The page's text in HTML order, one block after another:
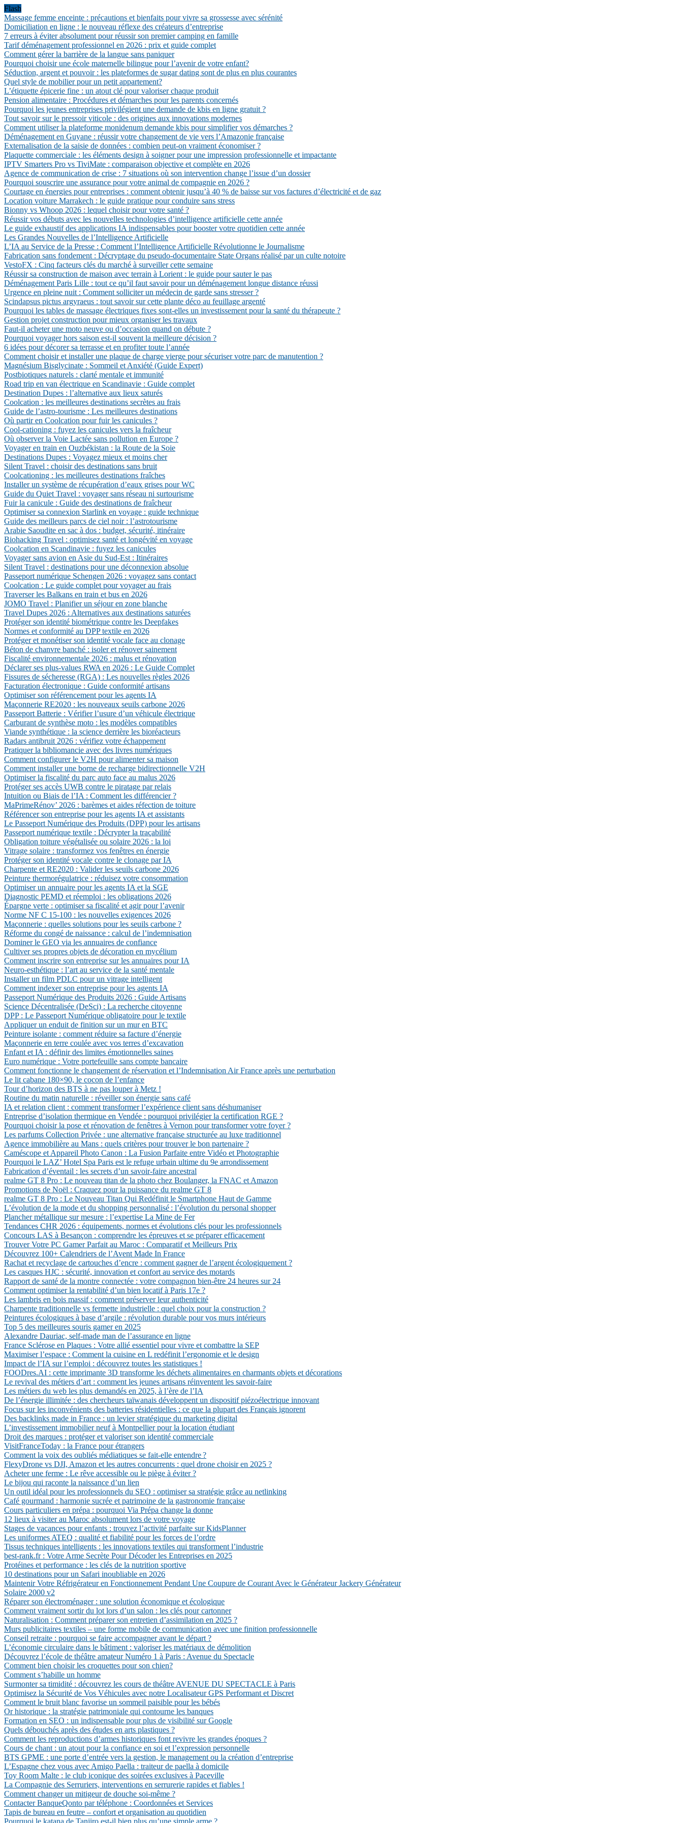
Flash
Massage femme enceinte : précautions et bienfaits pour vivre sa grossesse avec sérénité
Domiciliation en ligne : le nouveau réflexe des créateurs d’entreprise
7 erreurs à éviter absolument pour réussir son premier camping en famille
Tarif déménagement professionnel en 2026 : prix et guide complet
Comment gérer la barrière de la langue sans paniquer
Pourquoi choisir une école maternelle bilingue pour l’avenir de votre enfant?
Séduction, argent et pouvoir : les plateformes de sugar dating sont de plus en plus courantes
Quel style de mobilier pour un petit appartement?
L’étiquette épicerie fine : un atout clé pour valoriser chaque produit
Pension alimentaire : Procédures et démarches pour les parents concernés
Pourquoi les jeunes entreprises privilégient une demande de kbis en ligne gratuit ?
Tout savoir sur le pressoir viticole : des origines aux innovations modernes
Comment utiliser la plateforme monidenum demande kbis pour simplifier vos démarches ?
Déménagement en Guyane : réussir votre changement de vie vers l’Amazonie française
Externalisation de la saisie de données : combien peut-on vraiment économiser ?
Plaquette commerciale : les éléments design à soigner pour une impression professionnelle et impactante
IPTV Smarters Pro vs TiviMate : comparaison objective et complète en 2026
Agence de communication de crise : 7 situations où son intervention change l’issue d’un dossier
Pourquoi souscrire une assurance pour votre animal de compagnie en 2026 ?
Courtage en énergies pour entreprises : comment obtenir jusqu’à 40 % de baisse sur vos factures d’électricité et de gaz
Location voiture Marrakech : le guide pratique pour conduire sans stress
Bionny vs Whoop 2026 : lequel choisir pour votre santé ?
Réussir vos débuts avec les nouvelles technologies d’intelligence artificielle cette année
Le guide exhaustif des applications IA indispensables pour booster votre quotidien cette année
Les Grandes Nouvelles de l’Intelligence Artificielle
L’IA au Service de la Presse : Comment l’Intelligence Artificielle Révolutionne le Journalisme
Fabrication sans fondement : Décryptage du pseudo-documentaire State Organs réalisé par un culte notoire
VestoFX : Cinq facteurs clés du marché à surveiller cette semaine
Réussir sa construction de maison avec terrain à Lorient : le guide pour sauter le pas
Déménagement Paris Lille : tout ce qu’il faut savoir pour un déménagement longue distance réussi
Urgence en pleine nuit : Comment solliciter un médecin de garde sans stresser ?
Scindapsus pictus argyraeus : tout savoir sur cette plante déco au feuillage argenté
Pourquoi les tables de massage électriques fixes sont-elles un investissement pour la santé du thérapeute ?
Gestion projet construction pour mieux organiser les travaux
Faut-il acheter une moto neuve ou d’occasion quand on débute ?
Pourquoi voyager hors saison est-il souvent la meilleure décision ?
6 idées pour décorer sa terrasse et en profiter toute l’année
Comment choisir et installer une plaque de charge vierge pour sécuriser votre parc de manutention ?
Magnésium Bisglycinate : Sommeil et Anxiété (Guide Expert)
Postbiotiques naturels : clarté mentale et immunité
Road trip en van électrique en Scandinavie : Guide complet
Destination Dupes : l’alternative aux lieux saturés
Coolcation : les meilleures destinations secrètes au frais
Guide de l’astro-tourisme : Les meilleures destinations
Où partir en Coolcation pour fuir les canicules ?
Cool-cationing : fuyez les canicules vers la fraîcheur
Où observer la Voie Lactée sans pollution en Europe ?
Voyager en train en Ouzbékistan : la Route de la Soie
Destinations Dupes : Voyagez mieux et moins cher
Silent Travel : choisir des destinations sans bruit
Coolcationing : les meilleures destinations fraîches
Installer un système de récupération d’eaux grises pour WC
Guide du Quiet Travel : voyager sans réseau ni surtourisme
Fuir la canicule : Guide des destinations de fraîcheur
Optimiser sa connexion Starlink en voyage : guide technique
Guide des meilleurs parcs de ciel noir : l’astrotourisme
Arabie Saoudite en sac à dos : budget, sécurité, itinéraire
Biohacking Travel : optimisez santé et longévité en voyage
Coolcation en Scandinavie : fuyez les canicules
Voyager sans avion en Asie du Sud-Est : Itinéraires
Silent Travel : destinations pour une déconnexion absolue
Passeport numérique Schengen 2026 : voyagez sans contact
Coolcation : Le guide complet pour voyager au frais
Traverser les Balkans en train et bus en 2026
JOMO Travel : Planifier un séjour en zone blanche
Travel Dupes 2026 : Alternatives aux destinations saturées
Protéger son identité biométrique contre les Deepfakes
Normes et conformité au DPP textile en 2026
Protéger et monétiser son identité vocale face au clonage
Béton de chanvre banché : isoler et rénover sainement
Fiscalité environnementale 2026 : malus et rénovation
Déclarer ses plus-values RWA en 2026 : Le Guide Complet
Fissures de sécheresse (RGA) : Les nouvelles règles 2026
Facturation électronique : Guide conformité artisans
Optimiser son référencement pour les agents IA
Maçonnerie RE2020 : les nouveaux seuils carbone 2026
Passeport Batterie : Vérifier l’usure d’un véhicule électrique
Carburant de synthèse moto : les modèles compatibles
Viande synthétique : la science derrière les bioréacteurs
Radars antibruit 2026 : vérifiez votre échappement
Pratiquer la bibliomancie avec des livres numériques
Comment configurer le V2H pour alimenter sa maison
Comment installer une borne de recharge bidirectionnelle V2H
Optimiser la fiscalité du parc auto face au malus 2026
Protéger ses accès UWB contre le piratage par relais
Intuition ou Biais de l’IA : Comment les différencier ?
MaPrimeRénov’ 2026 : barèmes et aides réfection de toiture
Référencer son entreprise pour les agents IA et assistants
Le Passeport Numérique des Produits (DPP) pour les artisans
Passeport numérique textile : Décrypter la traçabilité
Obligation toiture végétalisée ou solaire 2026 : la loi
Vitrage solaire : transformez vos fenêtres en énergie
Protéger son identité vocale contre le clonage par IA
Charpente et RE2020 : Valider les seuils carbone 2026
Peinture thermorégulatrice : réduisez votre consommation
Optimiser un annuaire pour les agents IA et la SGE
Diagnostic PEMD et réemploi : les obligations 2026
Épargne verte : optimiser sa fiscalité et agir pour l’avenir
Norme NF C 15-100 : les nouvelles exigences 2026
Maçonnerie : quelles solutions pour les seuils carbone ?
Réforme du congé de naissance : calcul de l’indemnisation
Dominer le GEO via les annuaires de confiance
Cultiver ses propres objets de décoration en mycélium
Comment inscrire son entreprise sur les annuaires pour IA
Neuro-esthétique : l’art au service de la santé mentale
Installer un film PDLC pour un vitrage intelligent
Comment indexer son entreprise pour les agents IA
Passeport Numérique des Produits 2026 : Guide Artisans
Science Décentralisée (DeSci) : La recherche citoyenne
DPP : Le Passeport Numérique obligatoire pour le textile
Appliquer un enduit de finition sur un mur en BTC
Peinture isolante : comment réduire sa facture d’énergie
Maçonnerie en terre coulée avec vos terres d’excavation
Enfant et IA : définir des limites émotionnelles saines
Euro numérique : Votre portefeuille sans compte bancaire
Comment fonctionne le changement de réservation et l’Indemnisation Air France après une perturbation
Le lit cabane 180×90, le cocon de l’enfance
Tour d’horizon des BTS à ne pas louper à Metz !
Routine du matin naturelle : réveiller son énergie sans café
IA et relation client : comment transformer l’expérience client sans déshumaniser
Entreprise d’isolation thermique en Vendée : pourquoi privilégier la certification RGE ?
Pourquoi choisir la pose et rénovation de fenêtres à Vernon pour transformer votre foyer ?
Les parfums Collection Privée : une alternative française structurée au luxe traditionnel
Agence immobilière au Mans : quels critères pour trouver le bon partenaire ?
Caméscope et Appareil Photo Canon : La Fusion Parfaite entre Vidéo et Photographie
Pourquoi le LAZ’ Hotel Spa Paris est le refuge urbain ultime du 9e arrondissement
Fabrication d’éventail : les secrets d’un savoir-faire ancestral
realme GT 8 Pro : Le nouveau titan de la photo chez Boulanger, la FNAC et Amazon
Promotions de Noël : Craquez pour la puissance du realme GT 8
realme GT 8 Pro : Le Nouveau Titan Qui Redéfinit le Smartphone Haut de Gamme
L’évolution de la mode et du shopping personnalisé : l’évolution du personal shopper
Plancher métallique sur mesure : l’expertise La Mine de Fer
Tendances CHR 2026 : équipements, normes et évolutions clés pour les professionnels
Concours LAS à Besançon : comprendre les épreuves et se préparer efficacement
Trouver Votre PC Gamer Parfait au Maroc : Comparatif et Meilleurs Prix
Découvrez 100+ Calendriers de l’Avent Made In France
Rachat et recyclage de cartouches d’encre : comment gagner de l’argent écologiquement ?
Les casques HJC : sécurité, innovation et confort au service des motards
Rapport de santé de la montre connectée : votre compagnon bien-être 24 heures sur 24
Comment optimiser la rentabilité d’un bien locatif à Paris 17e ?
Les lambris en bois massif : comment préserver leur authenticité
Charpente traditionnelle vs fermette industrielle : quel choix pour la construction ?
Peintures écologiques à base d’argile : révolution durable pour vos murs intérieurs
Top 5 des meilleures souris gamer en 2025
Alexandre Dauriac, self-made man de l’assurance en ligne
France Sclérose en Plaques : Votre allié essentiel pour vivre et combattre la SEP
Maximiser l’espace : Comment la cuisine en L redéfinit l’ergonomie et le design
Impact de l’IA sur l’emploi : découvrez toutes les statistiques !
FOODres.AI : cette imprimante 3D transforme les déchets alimentaires en charmants objets et décorations
Le revival des métiers d’art : comment les jeunes artisans réinventent les savoir-faire
Les métiers du web les plus demandés en 2025, à l’ère de l’IA
De l’énergie illimitée : des chercheurs taïwanais développent un dispositif piézoélectrique innovant
Focus sur les inconvénients des batteries résidentielles : ce que la plupart des Français ignorent
Des backlinks made in France : un levier stratégique du marketing digital
L’investissement immobilier neuf à Montpellier pour la location étudiant
Droit des marques : protéger et valoriser son identité commerciale
VisitFranceToday : la France pour étrangers
Comment la voix des oubliés médiatiques se fait-elle entendre ?
FlexyDrone vs DJI, Amazon et les autres concurrents : quel drone choisir en 2025 ?
Acheter une ferme : Le rêve accessible ou le piège à éviter ?
Le bijou qui raconte la naissance d’un lien
Un outil idéal pour les professionnels du SEO : optimiser sa stratégie grâce au netlinking
Café gourmand : harmonie sucrée et patrimoine de la gastronomie française
Cours particuliers en prépa : pourquoi Via Prépa change la donne
12 lieux à visiter au Maroc absolument lors de votre voyage
Stages de vacances pour enfants : trouvez l’activité parfaite sur KidsPlanner
Les uniformes ATEQ : qualité et fiabilité pour les forces de l’ordre
Tissus techniques intelligents : les innovations textiles qui transforment l’industrie
best-rank.fr : Votre Arme Secrète Pour Décoder les Entreprises en 2025
Protéines et performance : les clés de la nutrition sportive
10 destinations pour un Safari inoubliable en 2026
Maintenir Votre Réfrigérateur en Fonctionnement Pendant Une Coupure de Courant Avec le Générateur Jackery Générateur
Solaire 2000 v2
Réparer son électroménager : une solution économique et écologique
Comment vraiment sortir du lot lors d’un salon : les clés pour cartonner
Naturalisation : Comment préparer son entretien d’assimilation en 2025 ?
Murs publicitaires textiles – une forme mobile de communication avec une finition professionnelle
Conseil retraite : pourquoi se faire accompagner avant le départ ?
L’économie circulaire dans le bâtiment : valoriser les matériaux de démolition
Découvrez l’école de théâtre amateur Numéro 1 à Paris : Avenue du Spectacle
Comment bien choisir les croquettes pour son chien?
Comment s’habille un homme
Surmonter sa timidité : découvrez les cours de théâtre AVENUE DU SPECTACLE à Paris
Optimisez la Sécurité de Vos Véhicules avec notre Localisateur GPS Performant et Discret
Comment le bruit blanc favorise un sommeil paisible pour les bébés
Or historique : la stratégie patrimoniale qui contourne les banques
Formation en SEO : un indispensable pour plus de visibilité sur Google
Quels débouchés après des études en arts plastiques ?
Comment les reproductions d’armes historiques font revivre les grandes époques ?
Cours de chant : un atout pour la confiance en soi et l’expression personnelle
BTS GPME : une porte d’entrée vers la gestion, le management ou la création d’entreprise
L’Espagne chez vous avec Amigo Paella : traiteur de paella à domicile
Toy Room Malte : le club iconique des soirées exclusives à Paceville
La Compagnie des Serruriers, interventions en serrurerie rapides et fiables !
Comment changer un mitigeur de douche soi-même ?
Contacter BanqueQonto par téléphone : Coordonnées et Services
Tapis de bureau en feutre – confort et organisation au quotidien
Pourquoi le katana de Tanjiro est-il bien plus qu’une simple arme ?